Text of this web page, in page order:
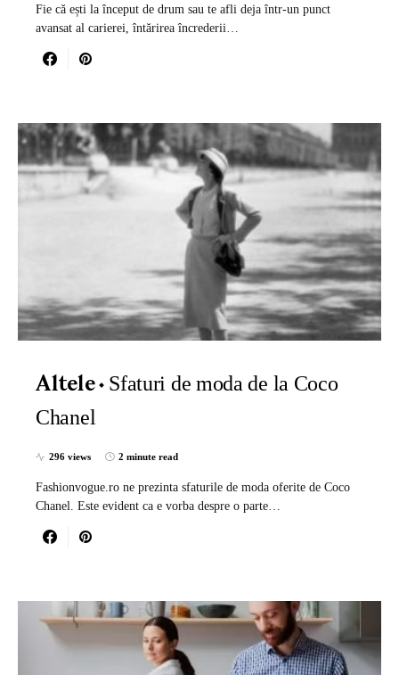
Fie că ești la început de drum sau te afli deja într-un punct
avansat al carierei, întărirea încrederii…
Altele
Sfaturi de moda de la Coco
Chanel
296 views 2 minute read
Fashionvogue.ro ne prezinta sfaturile de moda oferite de Coco
Chanel. Este evident ca e vorba despre o parte…